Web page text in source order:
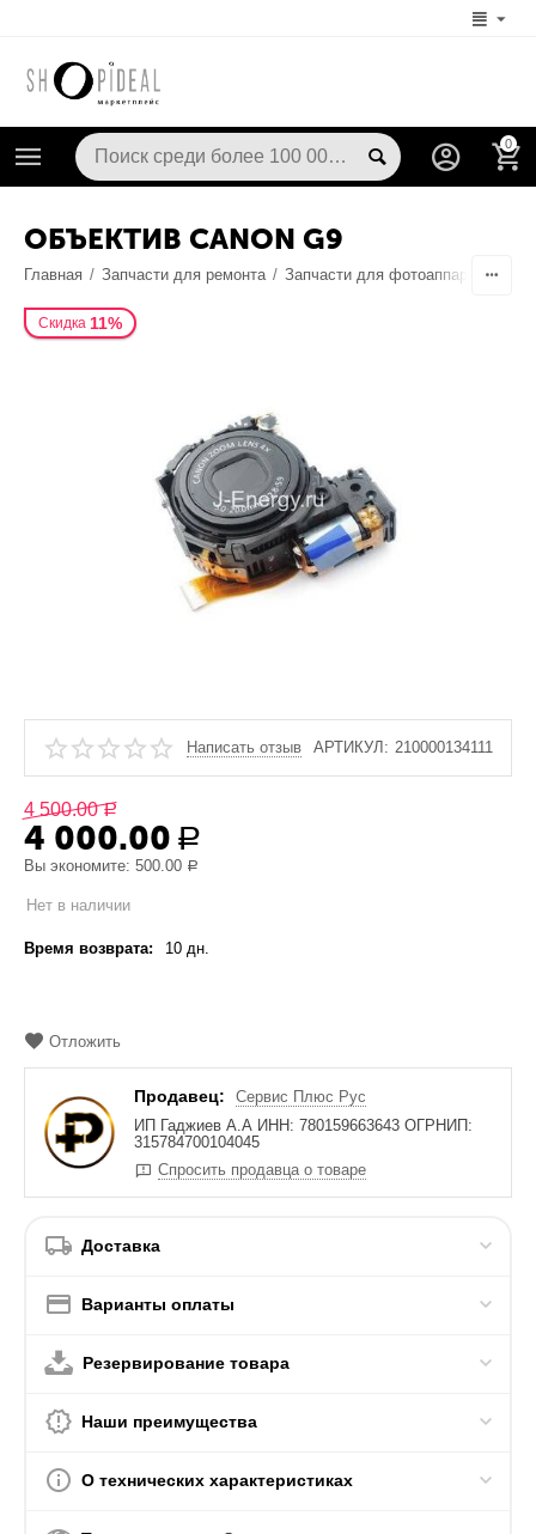
0
ОБЪЕКТИВ CANON G9
Главная / Запчасти для ремонта / Запчасти для фотоаппаратов
Скидка 11%
Написать отзыв АРТИКУЛ: 210000134111
4 500.00 Р
4 000.00 Р
Вы экономите:500.00 Р
Нет в наличии
Время возврата: 10 дн.
Отложить
Продавец:
Сервис Плюс Рус
ИП Гаджиев А.А ИНН: 780159663643 ОГРНИП:
315784700104045
Спросить продавца о товаре
Доставка
Варианты оплаты
Резервирование товара
Наши преимущества
О технических характеристиках